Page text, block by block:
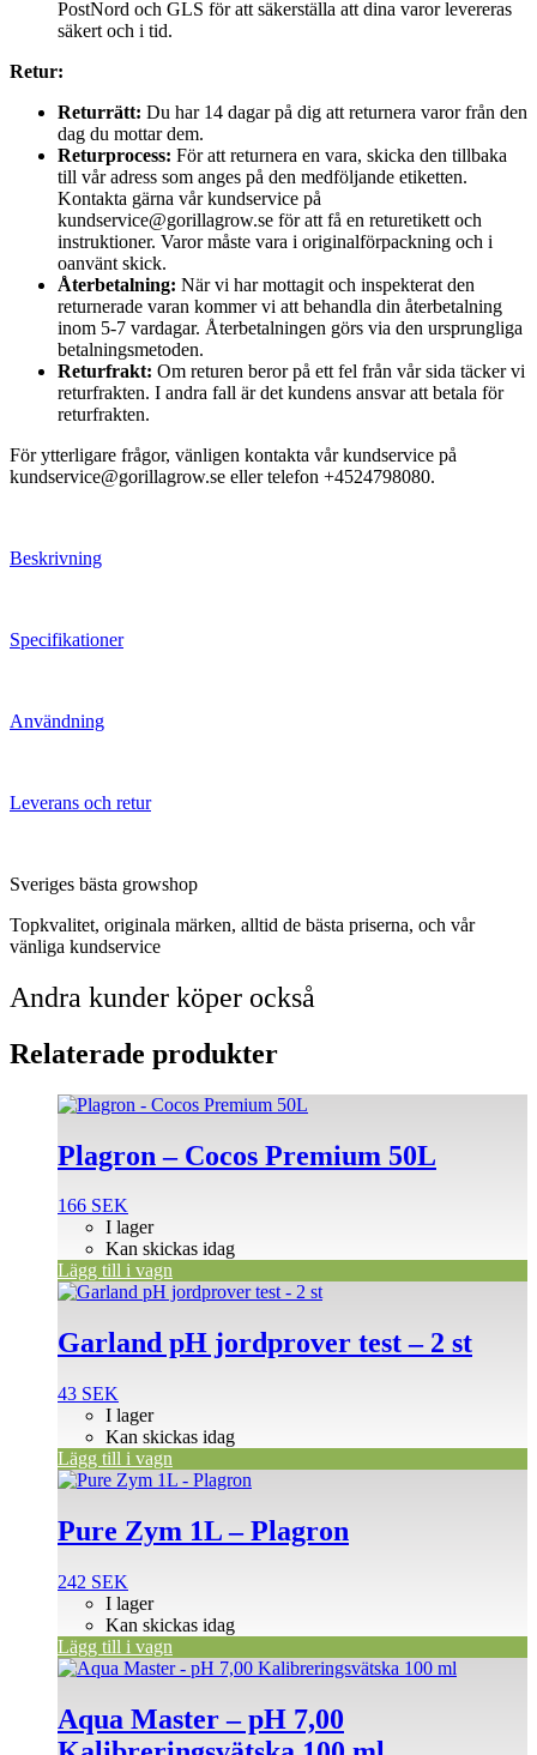
PostNord och GLS för att säkerställa att dina varor levereras
säkert och i tid.
Retur:
Returrätt: Du har 14 dagar på dig att returnera varor från den
dag du mottar dem.
Returprocess: För att returnera en vara, skicka den tillbaka
till vår adress som anges på den medföljande etiketten.
Kontakta gärna vår kundservice på
kundservice@gorillagrow.se för att få en returetikett och
instruktioner. Varor måste vara i originalförpackning och i
oanvänt skick.
Återbetalning: När vi har mottagit och inspekterat den
returnerade varan kommer vi att behandla din återbetalning
inom 5-7 vardagar. Återbetalningen görs via den ursprungliga
betalningsmetoden.
Returfrakt: Om returen beror på ett fel från vår sida täcker vi
returfrakten. I andra fall är det kundens ansvar att betala för
returfrakten.
För ytterligare frågor, vänligen kontakta vår kundservice på
kundservice@gorillagrow.se eller telefon +4524798080.
Beskrivning
Specifikationer
Användning
Leverans och retur
Sveriges bästa growshop
Topkvalitet, originala märken, alltid de bästa priserna, och vår
vänliga kundservice
Andra kunder köper också
Relaterade produkter
Plagron – Cocos Premium 50L
166 SEK
I lager
Kan skickas idag
Lägg till i vagn
Garland pH jordprover test – 2 st
43 SEK
I lager
Kan skickas idag
Lägg till i vagn
Pure Zym 1L – Plagron
242 SEK
I lager
Kan skickas idag
Lägg till i vagn
Aqua Master – pH 7,00